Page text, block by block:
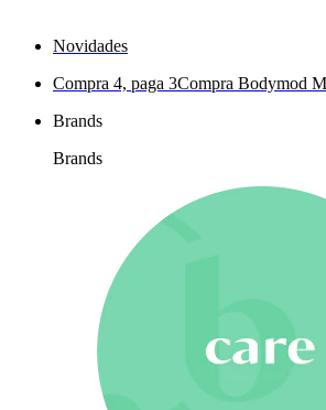
Novidades
Compra 4, paga 3Compra Bodymod
Brands
Brands